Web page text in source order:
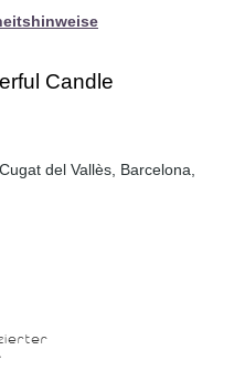
Candle
del Vallès, Barcelona,